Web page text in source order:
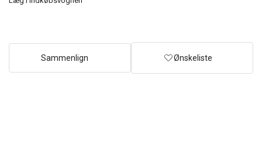
Sammenlign Ønskeliste